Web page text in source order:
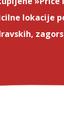
lokacije